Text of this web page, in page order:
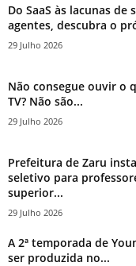
Do SaaS às lacunas de
agentes, descubra o
29 Julho 2026
Não consegue ouvir o
TV? Não são...
29 Julho 2026
Prefeitura de Zaru
seletivo para
superior...
29 Julho 2026
A 2ª temporada de
ser produzida no...